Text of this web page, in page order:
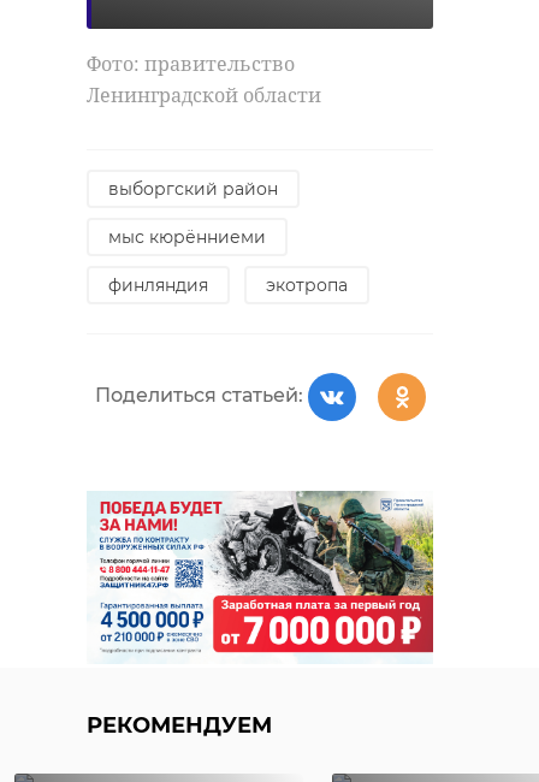
Фото: правительство
Ленинградской области
выборгский район
мыс кюрённиеми
финляндия экотропа
Поделиться статьей:
РЕКОМЕНДУЕМ